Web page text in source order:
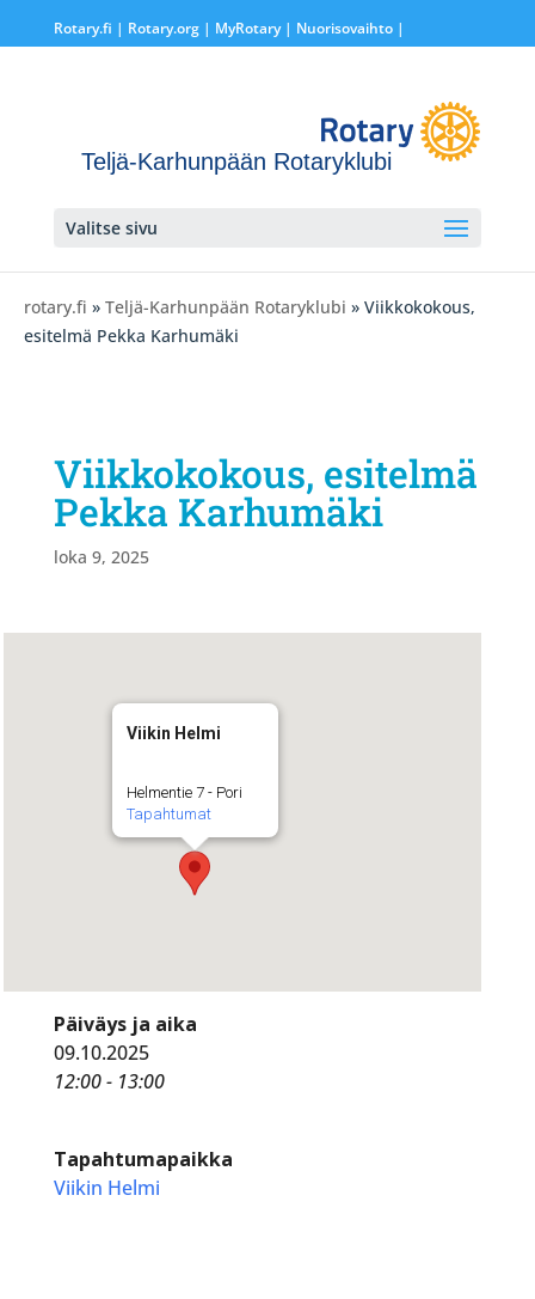
Rotary.fi | Rotary.org| MyRotary | Nuorisovaihto|
Teljä-Karhunpään Rotaryklubi
Valitse sivu
rotary.fi » Teljä-Karhunpään Rotaryklubi » Viikkokokous,
esitelmä Pekka Karhumäki
Viikkokokous, esitelmä
Pekka Karhumäki
loka 9, 2025
Viikin Helmi
Helmentie 7 - Pori
Tapahtumat
Päiväys ja aika
09.10.2025
12:00 - 13:00
Tapahtumapaikka
Viikin Helmi